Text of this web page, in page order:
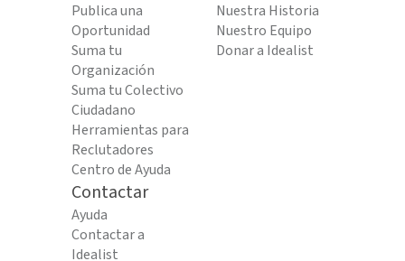
Publica una
Oportunidad
Suma tu
Organización
Suma tu Colectivo
Ciudadano
Herramientas para
Reclutadores
Centro de Ayuda
Nuestra Historia
Nuestro Equipo
Donar a Idealist
Contactar
Ayuda
Contactar a
Idealist